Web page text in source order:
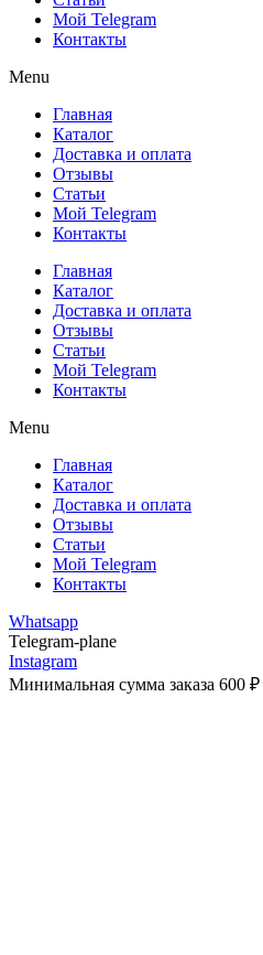
Мой Telegram
Контакты
Menu
Главная
Каталог
Доставка и оплата
Отзывы
Статьи
Мой Telegram
Контакты
Главная
Каталог
Доставка и оплата
Отзывы
Статьи
Мой Telegram
Контакты
Menu
Главная
Каталог
Доставка и оплата
Отзывы
Статьи
Мой Telegram
Контакты
Whatsapp
Telegram-plane
Instagram
Минимальная сумма заказа 600 ₽